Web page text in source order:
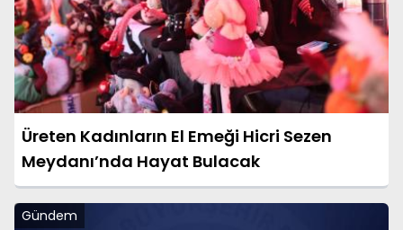
Üreten Kadınların El Emeği Hicri Sezen
Meydanı’nda Hayat Bulacak
Gündem